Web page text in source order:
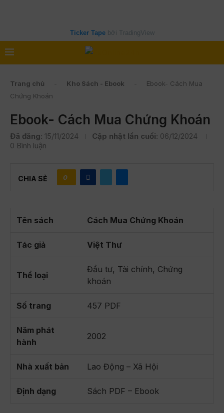
Ticker Tapebởi TradingView
Trang chủ - Kho Sách - Ebook -
Ebook- Cách Mua
Chứng Khoán
Ebook- Cách Mua Chứng Khoán
Đã đăng: 15/11/2024 Cập nhật lần cuối: 06/12/2024
0 Bình luận
CHIA SẺ 0
Tên sách Cách Mua Chứng Khoán
Tác giả Việt Thư
Thể loại
Đầu tư, Tài chính, Chứng
khoán
Số trang 457 PDF
Năm phát
hành
2002
Nhà xuất bản Lao Động – Xã Hội
Định dạng Sách PDF – Ebook